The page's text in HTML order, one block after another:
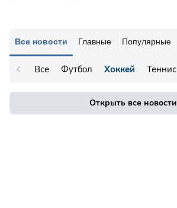
Все новости Главные Популярные
Все Футбол Хоккей Теннис
Открыть все новости